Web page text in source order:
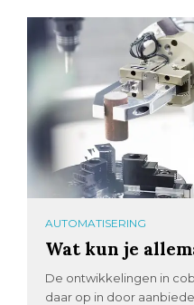
AUTOMATISERING
Wat kun je
De ontwikkelingen in
daar op in door